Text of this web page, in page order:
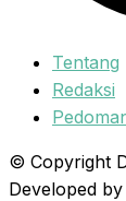
Tentang
Redaksi
© Copyright
Developed by